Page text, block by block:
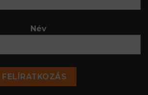
Név
FELÍRATKOZÁS